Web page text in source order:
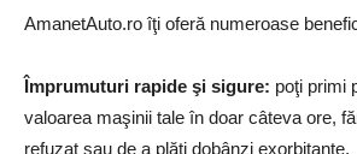
AmanetAuto.ro îţi oferă numeroase
Împrumuturi rapide şi sigure: poţi primi
valoarea maşinii tale în doar câteva ore,
refuzat sau de a plăti dobânzi exorbitante.